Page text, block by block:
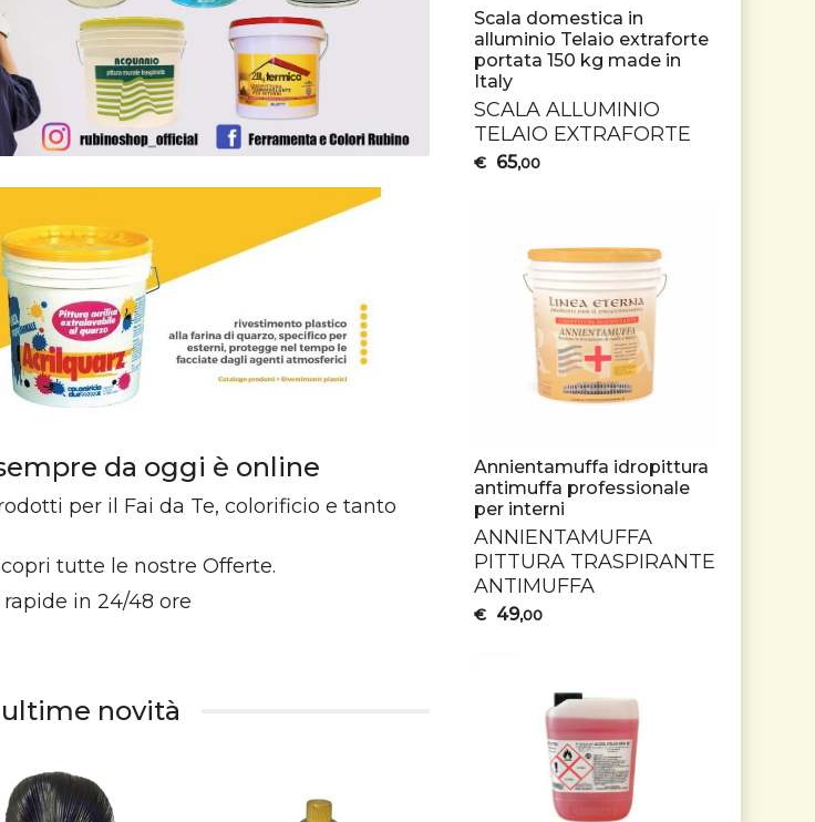
da oggi è online
per il Fai da Te, colorificio e tanto
tutte le nostre Offerte.
in 24/48 ore
ultime novità
Scala domestica in
alluminio Telaio extraforte
portata 150 kg made in
Italy
SCALA ALLUMINIO
TELAIO EXTRAFORTE
€ 65,00
Annientamuffa idropittura
antimuffa professionale
per interni
ANNIENTAMUFFA
PITTURA TRASPIRANTE
ANTIMUFFA
€ 49,00